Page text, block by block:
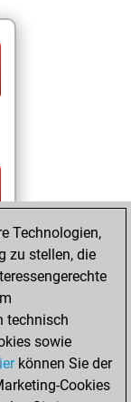
Technologien,
zu stellen, die
technisch
sowie
können Sie der
Cookies